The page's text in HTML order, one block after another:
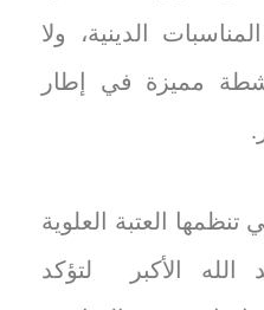
الدينية، ولا
مميزة في إطار
تنظمها العتبة العلوية
الله الأكبر لتؤكد